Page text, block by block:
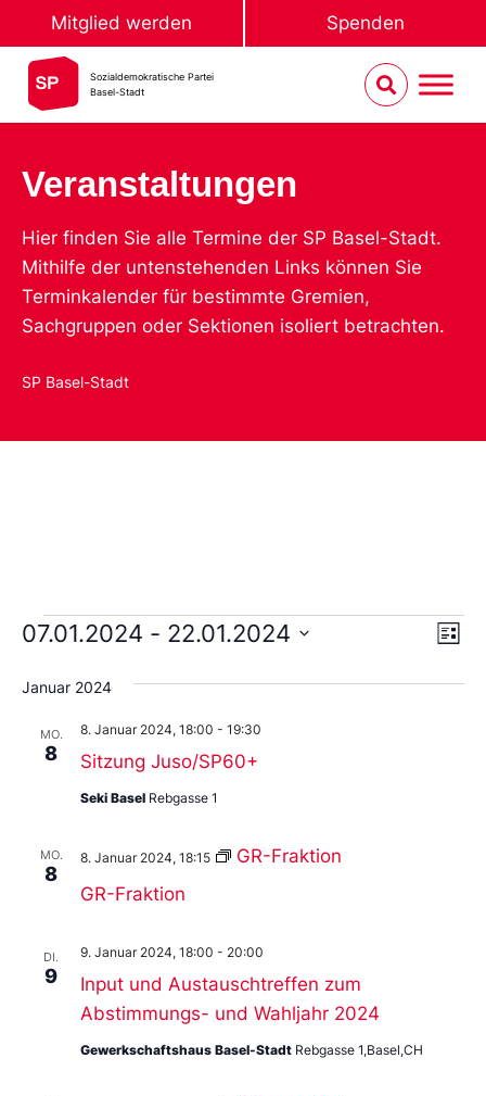
Mitglied werden Spenden
Sozialdemokratische Partei
Basel-Stadt
Veranstaltungen
Hier finden Sie alle Termine der SP Basel-Stadt.
Mithilfe der untenstehenden Links können Sie
Terminkalender für bestimmte Gremien,
Sachgruppen oder Sektionen isoliert betrachten.
SP Basel-Stadt
Liste
07.01.2024 - 22.01.2024
Sie
das
aus.
Januar 2024
MO.
8 Sitzung Juso/SP60+
8. Januar 2024, 18:00 - 19:30
Seki Basel Rebgasse 1
MO.
8
GR-Fraktion
8. Januar 2024, 18:15 GR-Fraktion
DI.
9
Input und Austauschtreffen zum
Abstimmungs- und Wahljahr 2024
9. Januar 2024, 18:00 - 20:00
Gewerkschaftshaus Basel-Stadt Rebgasse 1,Basel,CH